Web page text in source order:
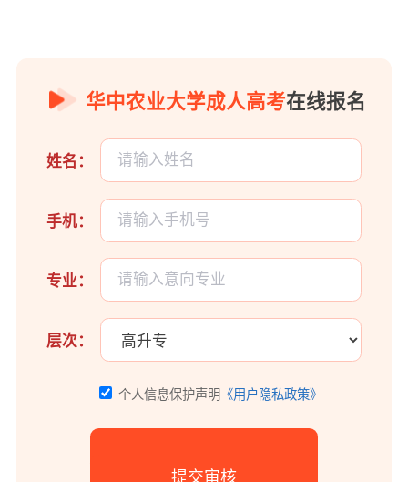
华中农业大学成人高考在线报名
姓名：
手机：
专业：
层次：
个人信息保护声明 《用户隐私政策》